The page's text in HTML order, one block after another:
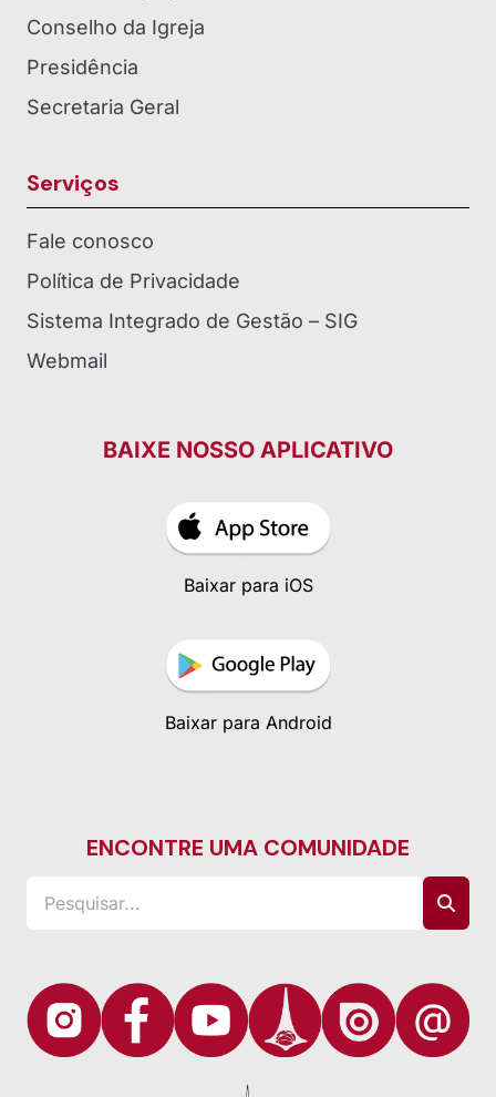
Conselho da Igreja
Presidência
Secretaria Geral
Serviços
Fale conosco
Política de Privacidade
Sistema Integrado de Gestão – SIG
Webmail
BAIXE NOSSO APLICATIVO
Baixar para iOS
Baixar para Android
ENCONTRE UMA COMUNIDADE